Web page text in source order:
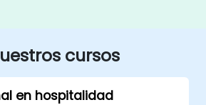
cursos
en hospitalidad